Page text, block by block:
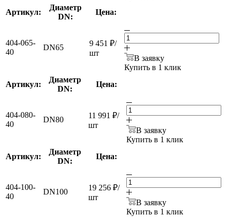
Артикул:
Диаметр
DN:
Цена:
404-065-
40
DN65 9 451 ₽/
шт
В заявку
Купить в 1 клик
Артикул:
Диаметр
DN:
Цена:
404-080-
40
DN80 11 991 ₽/
шт
В заявку
Купить в 1 клик
Артикул:
Диаметр
DN:
Цена:
404-100-
40
DN100 19 256 ₽/
шт
В заявку
Купить в 1 клик